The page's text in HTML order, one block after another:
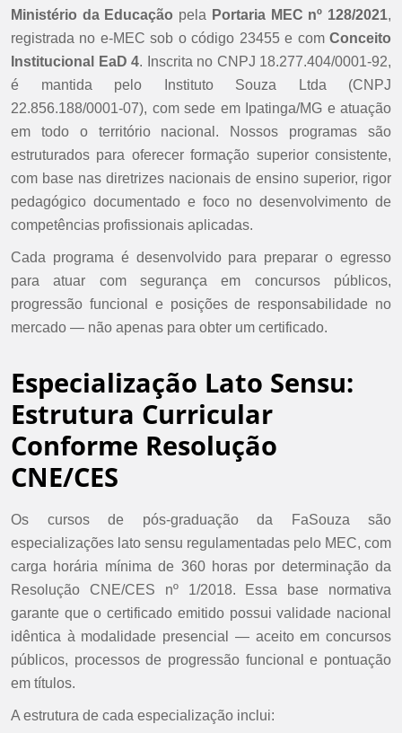
Ministério da Educação pela Portaria MEC nº 128/2021,
registrada no e-MEC sob o código 23455 e com Conceito
Institucional EaD 4. Inscrita no CNPJ 18.277.404/0001-92,
é mantida pelo Instituto Souza Ltda (CNPJ
22.856.188/0001-07), com sede em Ipatinga/MG e atuação
em todo o território nacional. Nossos programas são
estruturados para oferecer formação superior consistente,
com base nas diretrizes nacionais de ensino superior, rigor
pedagógico documentado e foco no desenvolvimento de
competências profissionais aplicadas.
Cada programa é desenvolvido para preparar o egresso
para atuar com segurança em concursos públicos,
progressão funcional e posições de responsabilidade no
mercado — não apenas para obter um certificado.
Especialização Lato Sensu:
Estrutura Curricular
Conforme Resolução
CNE/CES
Os cursos de pós-graduação da FaSouza são
especializações lato sensu regulamentadas pelo MEC, com
carga horária mínima de 360 horas por determinação da
Resolução CNE/CES nº 1/2018. Essa base normativa
garante que o certificado emitido possui validade nacional
idêntica à modalidade presencial — aceito em concursos
públicos, processos de progressão funcional e pontuação
em títulos.
A estrutura de cada especialização inclui: